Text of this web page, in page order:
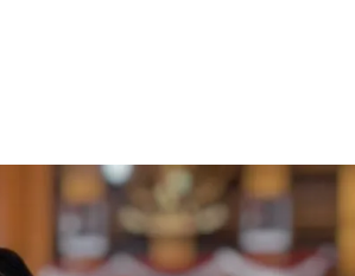
DPRD Samarinda Tegaskan Kewajiban
Pelaku Usaha Sediakan Lahan Parkir